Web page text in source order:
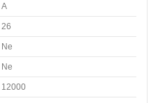
A
26
Ne
Ne
12000